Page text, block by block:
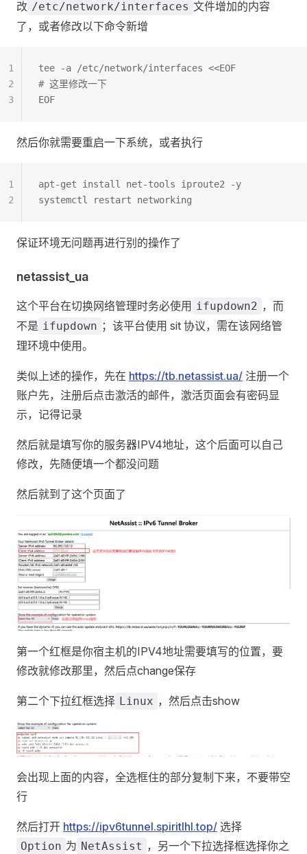
改 /etc/network/interfaces 文件增加的内容
了，或者修改以下命令新增
tee -a /etc/network/interfaces <<EOF
# 这里修改一下
EOF
1
2
3
然后你就需要重启一下系统，或者执行
apt-get install net-tools iproute2 -y
systemctl restart networking
1
2
保证环境无问题再进行别的操作了
netassist_ua
这个平台在切换网络管理时务必使用 ifupdown2 ，而
不是 ifupdown ；该平台使用 sit 协议，需在该网络管
理环境中使用。
类似上述的操作，先在 https://tb.netassist.ua/ 注册一个
账户先，注册后点击激活的邮件，激活页面会有密码显
示，记得记录
然后就是填写你的服务器IPV4地址，这个后面可以自己
修改，先随便填一个都没问题
然后就到了这个页面了
第一个红框是你宿主机的IPV4地址需要填写的位置，要
修改就修改那里，然后点change保存
第二个下拉红框选择 Linux ，然后点击show
会出现上面的内容，全选框住的部分复制下来，不要带空
行
然后打开 https://ipv6tunnel.spiritlhl.top/ 选择
Option 为 NetAssist ，另一个下拉选择框选择你之